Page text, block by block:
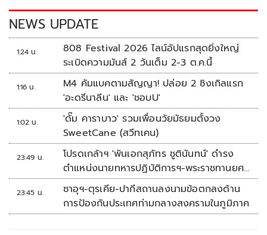
k k
NEWS UPDATE
1:24 น.
808 Festival 2026 ไลน์อัปแรกสุดยิ่งใหญ่
ระเบิดความมันส์ 2 วันเต็ม 2-3 ต.ค.นี้
1:16 น.
M4 คัมแบคตามสัญญา! ปล่อย 2 ซิงเกิลแรก
'อะดรีนาลีน' และ 'ชอบU'
1:02 น.
'ดั๊ม คาราบาว' รวมเพื่อนวัยมัธยมตั้งวง
SweetCane (สวีทเคน)
23:49 น.
โปรดเกล้าฯ 'พันเอกสุภัทร ชูตินันทน์' ดำรง
ตำแหน่งนายทหารปฏิบัติการฯ-พระราชทานยศ
'พลตรี'
23:45 น.
ซาอุฯ-ตุรเคีย-ปากีสถานลงนามข้อตกลงด้าน
การป้องกันประเทศท่ามกลางสงครามในภูมิภาค